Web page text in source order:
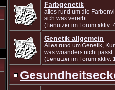
Farbgenetik
alles rund um die
sich was vererbt
(Benutzer im Forum aktiv:
Genetik allgemein
Alles rund um Genetik,
was woanders nicht passt.
(Benutzer im Forum aktiv: